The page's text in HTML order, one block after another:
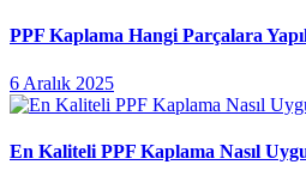
PPF Kaplama Hangi Parçalara
6 Aralık 2025
En Kaliteli PPF Kaplama Nasıl